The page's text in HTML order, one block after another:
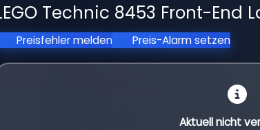
Technic 8453 Front-End
Preisfehler melden Preis-Alarm setzen
Aktuell nicht